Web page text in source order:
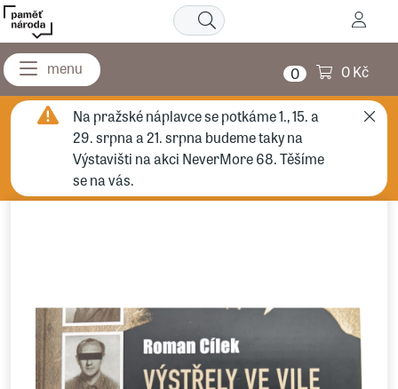
0 0 Kč
Na pražské náplavce se potkáme 1., 15. a
29. srpna a 21. srpna budeme taky na
Výstavišti na akci NeverMore 68. Těšíme
se na vás.